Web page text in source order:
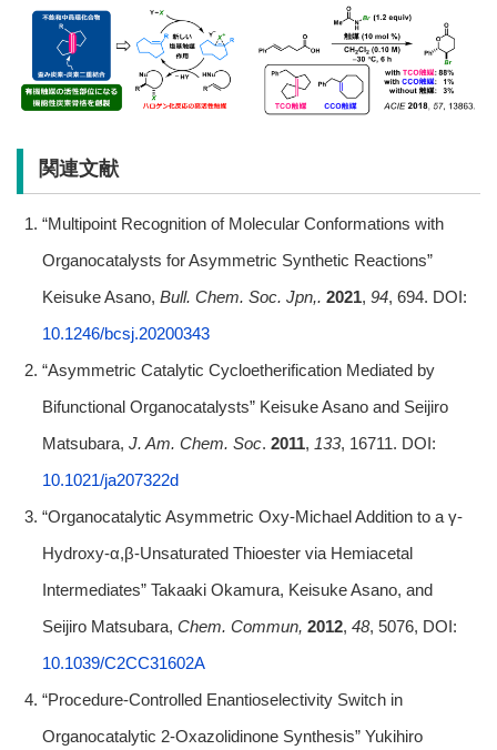
関連文献
“Multipoint Recognition of Molecular Conformations with
Organocatalysts for Asymmetric Synthetic Reactions”
Keisuke Asano, Bull. Chem. Soc. Jpn,. 2021, 94, 694. DOI:
10.1246/bcsj.20200343
“Asymmetric Catalytic Cycloetherification Mediated by
Bifunctional Organocatalysts” Keisuke Asano and Seijiro
Matsubara, J. Am. Chem. Soc. 2011, 133, 16711. DOI:
10.1021/ja207322d
“Organocatalytic Asymmetric Oxy-Michael Addition to a γ-
Hydroxy-α,β-Unsaturated Thioester via Hemiacetal
Intermediates” Takaaki Okamura, Keisuke Asano, and
Seijiro Matsubara, Chem. Commun, 2012, 48, 5076, DOI:
10.1039/C2CC31602A
“Procedure-Controlled Enantioselectivity Switch in
Organocatalytic 2-Oxazolidinone Synthesis” Yukihiro